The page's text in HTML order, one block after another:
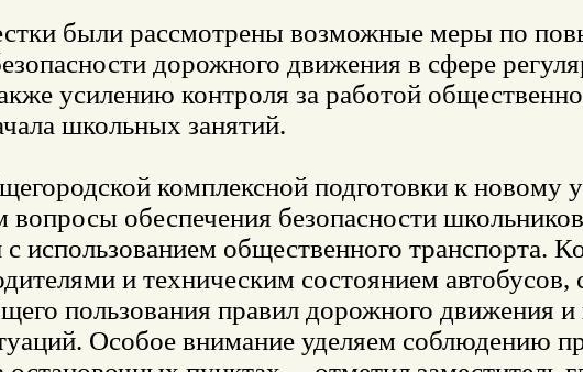
были рассмотрены возможные меры по
дорожного движения в сфере
усилению контроля за работой
школьных занятий.
комплексной подготовки к новому
вопросы обеспечения безопасности
использованием общественного транспорта.
и техническим состоянием
пользования правил дорожного движения
Особое внимание уделяем соблюдению